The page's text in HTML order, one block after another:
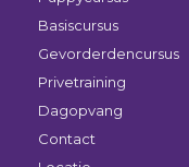
Basiscursus
Gevorderdencursus
Privetraining
Dagopvang
Contact